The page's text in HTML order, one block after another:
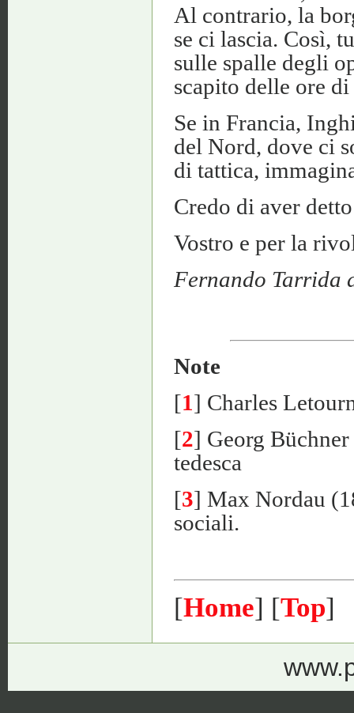
Al contrario, la
se ci lascia. Così,
sulle spalle degli
scapito delle ore
Se in Francia,
del Nord, dove ci
di tattica,
Credo di aver
Vostro e per la
Fernando Tarrida
Note
[1] Charles
[2] Georg
tedesca
[3] Max Nordau
sociali.
[Home] [Top]